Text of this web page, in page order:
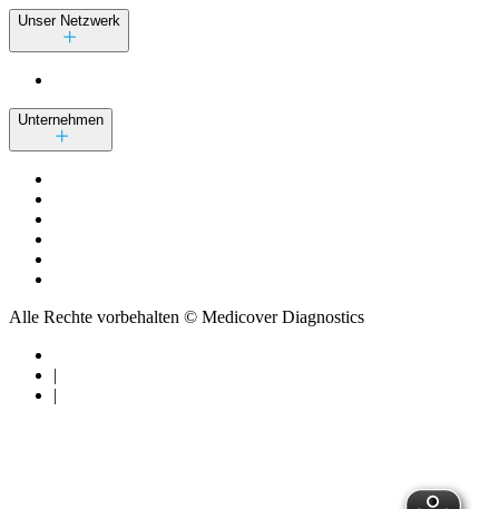
Unser Netzwerk
Unternehmen
Alle Rechte vorbehalten © Medicover Diagnostics
|
|